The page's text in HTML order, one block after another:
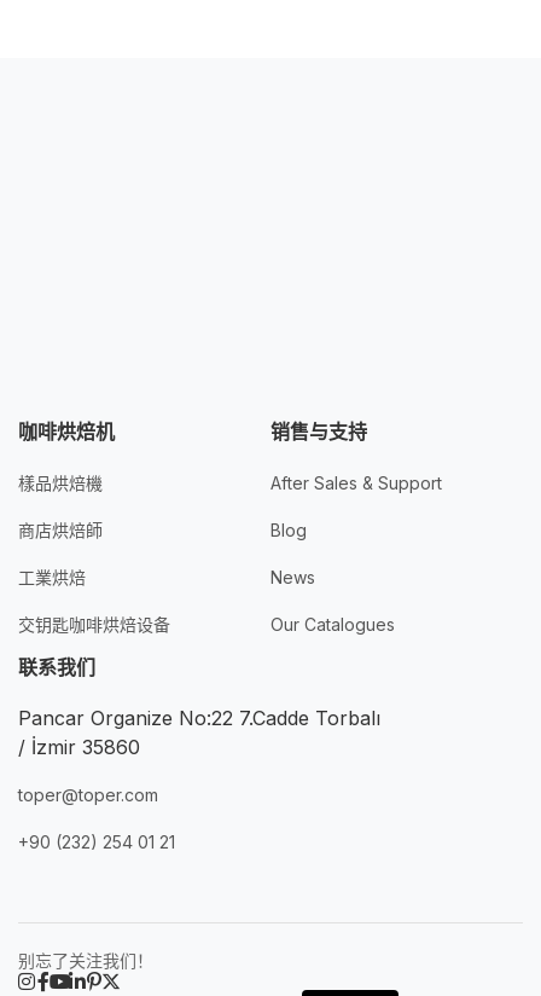
咖啡烘焙机
樣品烘焙機
商店烘焙師
工業烘焙
交钥匙咖啡烘焙设备
销售与支持
After Sales & Support
Blog
News
Our Catalogues
联系我们
Pancar Organize No:22 7.Cadde Torbalı
/ İzmir 35860
toper@toper.com
+90 (232) 254 01 21
别忘了关注我们！